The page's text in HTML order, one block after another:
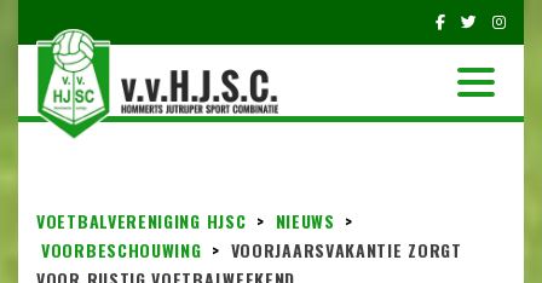
VOETBALVERENIGING HJSC > NIEUWS >
VOORBESCHOUWING > VOORJAARSVAKANTIE ZORGT